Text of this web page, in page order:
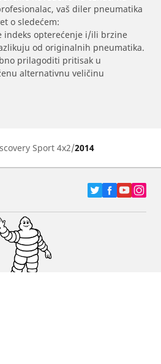
vaš diler pneumatika
o sledećem:
indeks opterećenje i/ili brzine
od originalnih pneumatika.
prilagoditi pritisak u
alternativnu veličinu
Sport 4x2 2014